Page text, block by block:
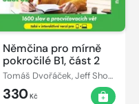
Němčina pro mírně
pokročilé B1, část 2
Tomáš Dvořáček, Jeff Short, Kateřina Dvořáčková, Alena Sasínová
330Kč